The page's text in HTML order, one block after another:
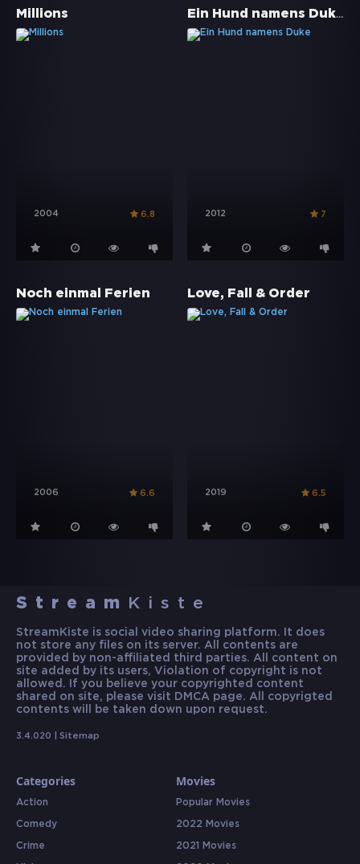
Millions
2004 6.8
Ein Hund namens Duke
2012 7
Noch einmal Ferien
2006 6.6
Love, Fall & Order
2019 6.5
Stream Kiste
StreamKiste is social video sharing platform. It does
not store any files on its server. All contents are
provided by non-affiliated third parties. All content on
site added by its users, Violation of copyright is not
allowed. If you believe your copyrighted content
shared on site, please visit DMCA page. All copyrigted
contents will be taken down upon request.
3.4.020 | Sitemap
Categories
Action
Comedy
Crime
Movies
Popular Movies
2022 Movies
2021 Movies